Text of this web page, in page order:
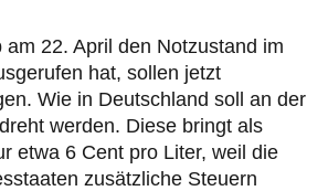
am 22. April den Notzustand im
hat, sollen jetzt
Wie in Deutschland soll an der
werden. Diese bringt als
etwa 6 Cent pro Liter, weil die
zusätzliche Steuern